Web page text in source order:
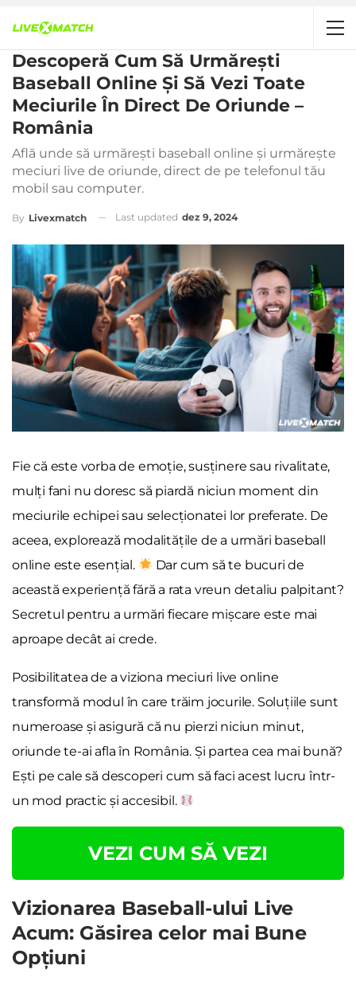
Descoperă Cum Să Urmărești
Baseball Online Și Să Vezi Toate
Meciurile În Direct De Oriunde –
România
Află unde să urmărești baseball online și urmărește
meciuri live de oriunde, direct de pe telefonul tău
mobil sau computer.
By Livexmatch Last updated dez 9, 2024
Fie că este vorba de emoție, susținere sau rivalitate,
mulți fani nu doresc să piardă niciun moment din
meciurile echipei sau selecționatei lor preferate. De
aceea, explorează modalitățile de a urmări baseball
online este esențial.
Dar cum să te bucuri de
această experiență fără a rata vreun detaliu palpitant?
Secretul pentru a urmări fiecare mișcare este mai
aproape decât ai crede.
Posibilitatea de a viziona meciuri live online
transformă modul în care trăim jocurile. Soluțiile sunt
numeroase și asigură că nu pierzi niciun minut,
oriunde te-ai afla în România. Și partea cea mai bună?
Ești pe cale să descoperi cum să faci acest lucru într-
un mod practic și accesibil.
VEZI CUM SĂ VEZI
Vizionarea Baseball-ului Live
Acum: Găsirea celor mai Bune
Opțiuni